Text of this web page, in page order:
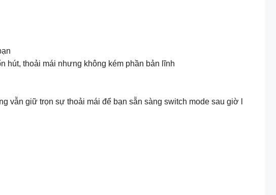
hút, thoải mái nhưng không kém phần bản lĩnh
giữ trọn sự thoải mái để bạn sẵn sàng switch mode sau giờ l